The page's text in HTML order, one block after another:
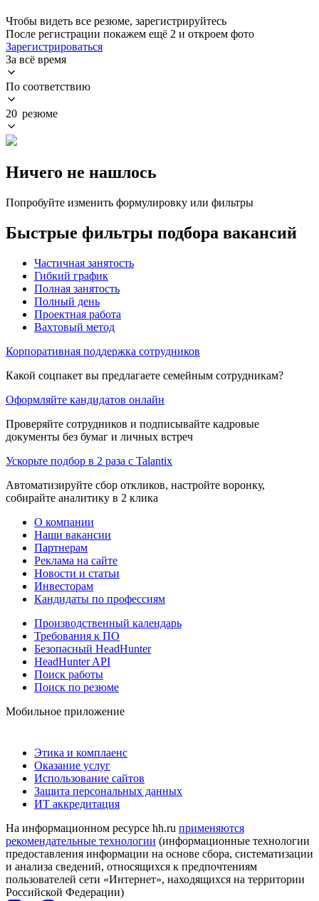
Чтобы видеть все резюме, зарегистрируйтесь
После регистрации покажем ещё 2 и откроем фото
Зарегистрироваться
За всё время
По соответствию
20 резюме
Ничего не нашлось
Попробуйте изменить формулировку или фильтры
Быстрые фильтры подбора вакансий
Частичная занятость
Гибкий график
Полная занятость
Полный день
Проектная работа
Вахтовый метод
Корпоративная поддержка сотрудников
Какой соцпакет вы предлагаете семейным сотрудникам?
Оформляйте кандидатов онлайн
Проверяйте сотрудников и подписывайте кадровые
документы без бумаг и личных встреч
Ускорьте подбор в 2 раза с Talantix
Автоматизируйте сбор откликов, настройте воронку,
собирайте аналитику в 2 клика
О компании
Наши вакансии
Партнерам
Реклама на сайте
Новости и статьи
Инвесторам
Кандидаты по профессиям
Производственный календарь
Требования к ПО
Безопасный HeadHunter
HeadHunter API
Поиск работы
Поиск по резюме
Мобильное приложение
Этика и комплаенс
Оказание услуг
Использование сайтов
Защита персональных данных
ИТ аккредитация
На информационном ресурсе hh.ru применяются
рекомендательные технологии (информационные технологии
предоставления информации на основе сбора, систематизации
и анализа сведений, относящихся к предпочтениям
пользователей сети «Интернет», находящихся на территории
Российской Федерации)